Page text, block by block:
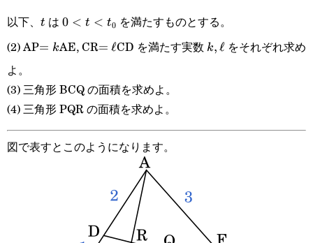
以下、
t は 0 < t < t0 を満たすものとする。
(2) AP=k
= kAE, CR=\ell
= ℓCD を満たす実数 k,\ell
k,ℓをそれぞれ求め
よ。
(3) 三角形 BCQ の面積を求めよ。
(4) 三角形 PQR の面積を求めよ。
図で表すとこのようになります。